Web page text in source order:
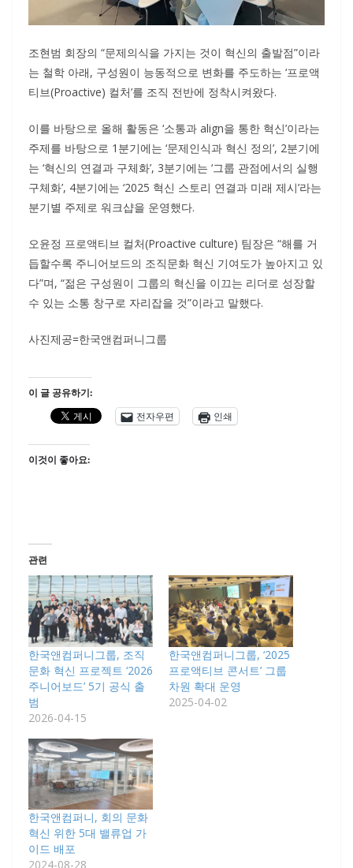
조현범 회장의 “문제의식을 가지는 것이 혁신의 출발점”이라
는 철학 아래, 구성원이 능동적으로 변화를 주도하는 ‘프로액
티브(Proactive) 컬처’를 조직 전반에 정착시켜왔다.
이를 바탕으로 올해 활동은 ‘소통과 align을 통한 혁신’이라는
주제를 바탕으로 1분기에는 ‘문제인식과 혁신 정의’, 2분기에
는 ‘혁신의 연결과 구체화’, 3분기에는 ‘그룹 관점에서의 실행
구체화’, 4분기에는 ‘2025 혁신 스토리 연결과 미래 제시’라는
분기별 주제로 워크샵을 운영했다.
오윤정 프로액티브 컬처(Proactive culture) 팀장은 “해를 거
듭할수록 주니어보드의 조직문화 혁신 기여도가 높아지고 있
다”며, “젊은 구성원이 그룹의 혁신을 이끄는 리더로 성장할
수 있는 소통 창구로 자리잡을 것”이라고 말했다.
사진제공=한국앤컴퍼니그룹
이 글 공유하기:
전자우편
인쇄
이것이 좋아요:
관련
한국앤컴퍼니그룹, 조직
문화 혁신 프로젝트 ‘2026
주니어보드’ 5기 공식 출
범
2026-04-15
한국앤컴퍼니그룹, ‘2025
프로액티브 콘서트’ 그룹
차원 확대 운영
2025-04-02
한국앤컴퍼니, 회의 문화
혁신 위한 5대 밸류업 가
이드 배포
2024-08-28